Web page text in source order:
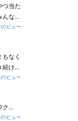
つ当た
んな...
のビュー
なく
け...
のビュー
ク...
のビュー